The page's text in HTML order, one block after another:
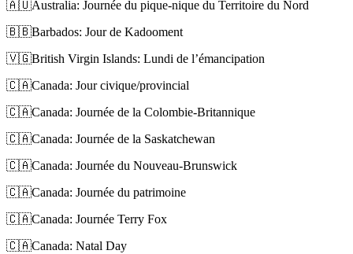
🇦🇺Australia: Journée du pique-nique du Territoire du Nord
🇧🇧Barbados: Jour de Kadooment
🇻🇬British Virgin Islands: Lundi de l’émancipation
🇨🇦Canada: Jour civique/provincial
🇨🇦Canada: Journée de la Colombie-Britannique
🇨🇦Canada: Journée de la Saskatchewan
🇨🇦Canada: Journée du Nouveau-Brunswick
🇨🇦Canada: Journée du patrimoine
🇨🇦Canada: Journée Terry Fox
🇨🇦Canada: Natal Day